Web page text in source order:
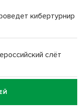
кибертурнир
слёт